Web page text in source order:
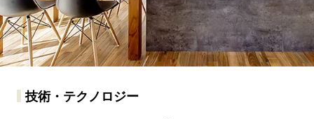
技術・テクノロジー